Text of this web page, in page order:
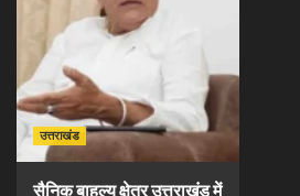
उत्तराखंड
सैनिक बाहुल्य क्षेत्र उत्तराखंड में